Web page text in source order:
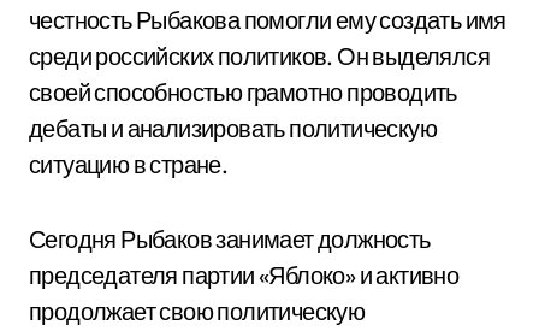
честность Рыбакова помогли ему создать имя
среди российских политиков. Он выделялся
своей способностью грамотно проводить
дебаты и анализировать политическую
ситуацию в стране.
Сегодня Рыбаков занимает должность
председателя партии «Яблоко» и активно
продолжает свою политическую